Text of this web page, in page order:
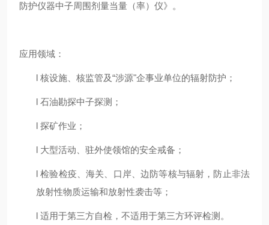
防护仪器中子周围剂量当量（率）仪》。
应用领域：
l 核设施、核监管及“涉源"企事业单位的辐射防护；
l 石油勘探中子探测；
l 探矿作业；
l 大型活动、驻外使领馆的安全戒备；
l 检验检疫、海关、口岸、边防等核与辐射，防止非法
放射性物质运输和放射性袭击等；
l 适用于第三方自检，不适用于第三方环评检测。